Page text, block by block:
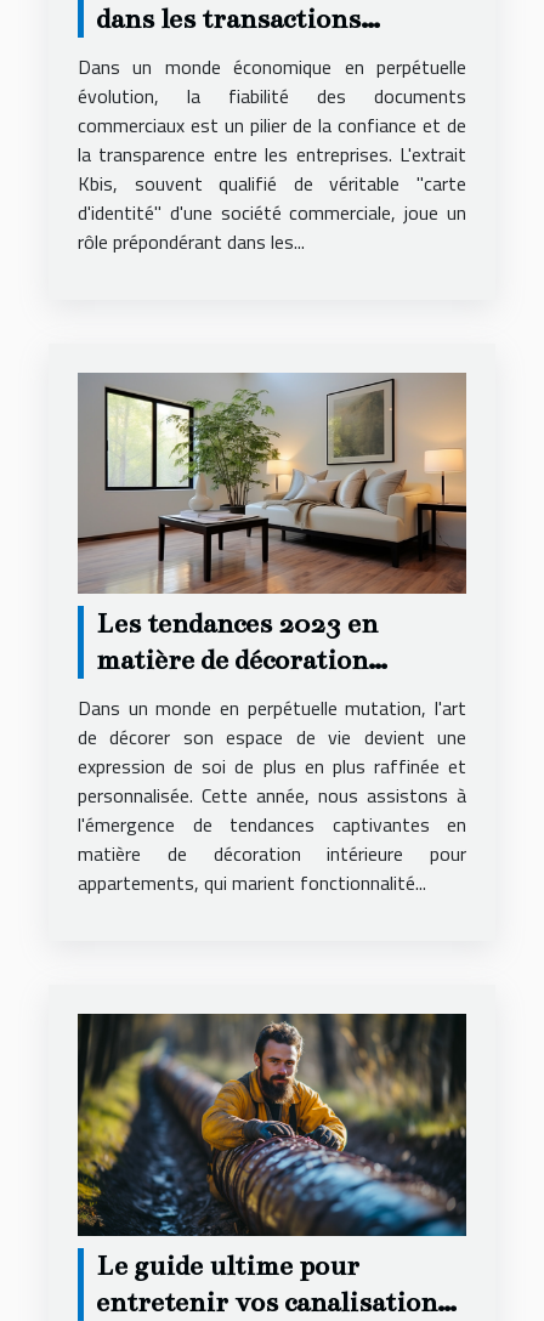
dans les transactions
commerciales et son impact
Dans un monde économique en perpétuelle
évolution, la fiabilité des documents
commerciaux est un pilier de la confiance et de
la transparence entre les entreprises. L'extrait
Kbis, souvent qualifié de véritable "carte
d'identité" d'une société commerciale, joue un
rôle prépondérant dans les...
Les tendances 2023 en
matière de décoration
intérieure pour
appartements
Dans un monde en perpétuelle mutation, l'art
de décorer son espace de vie devient une
expression de soi de plus en plus raffinée et
personnalisée. Cette année, nous assistons à
l'émergence de tendances captivantes en
matière de décoration intérieure pour
appartements, qui marient fonctionnalité...
Le guide ultime pour
entretenir vos canalisations